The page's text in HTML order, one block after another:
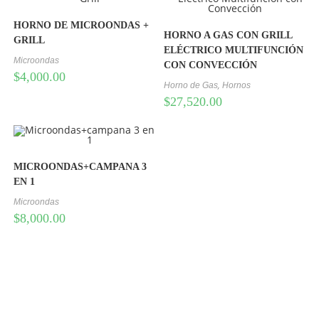
HORNO DE MICROONDAS +
GRILL
Microondas
$4,000.00
HORNO A GAS CON GRILL
ELÉCTRICO MULTIFUNCIÓN
CON CONVECCIÓN
Horno de Gas,Hornos
$27,520.00
MICROONDAS+CAMPANA 3
EN 1
Microondas
$8,000.00